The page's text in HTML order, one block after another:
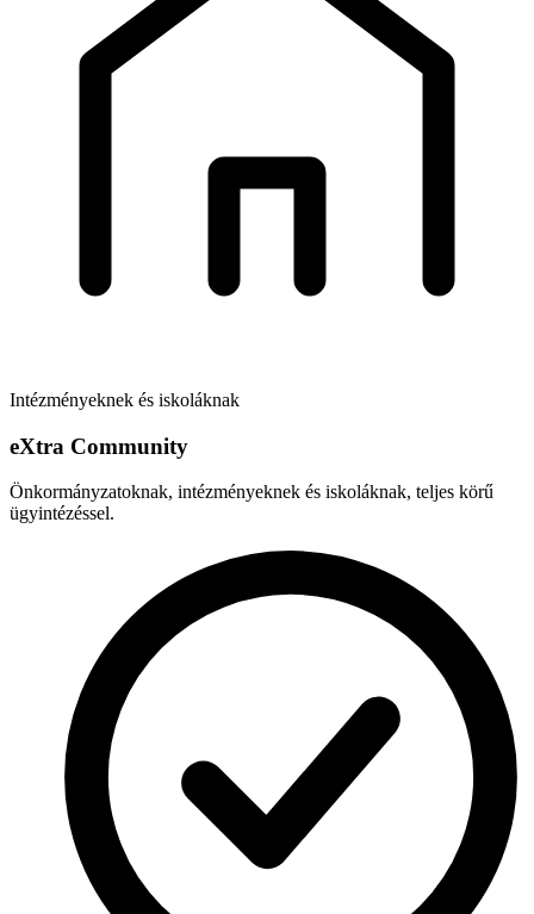
Intézményeknek és iskoláknak
eXtra Community
Önkormányzatoknak, intézményeknek és iskoláknak, teljes körű
ügyintézéssel.